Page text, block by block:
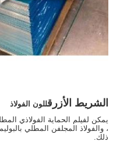
الشريط الأزرقللون الفولاذ
يمكن لفيلم الحماية الفولاذي
، والفولاذ المجلفن المطلي
ذلك.